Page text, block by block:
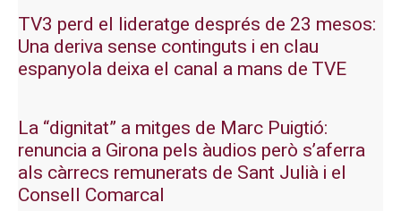
TV3 perd el lideratge després de 23 mesos:
Una deriva sense continguts i en clau
espanyola deixa el canal a mans de TVE
La “dignitat” a mitges de Marc Puigtió:
renuncia a Girona pels àudios però s’aferra
als càrrecs remunerats de Sant Julià i el
Consell Comarcal